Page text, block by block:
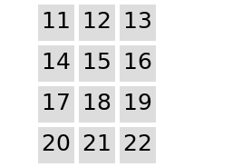
11 12 13
14 15 16
17 18 19
20 21 22